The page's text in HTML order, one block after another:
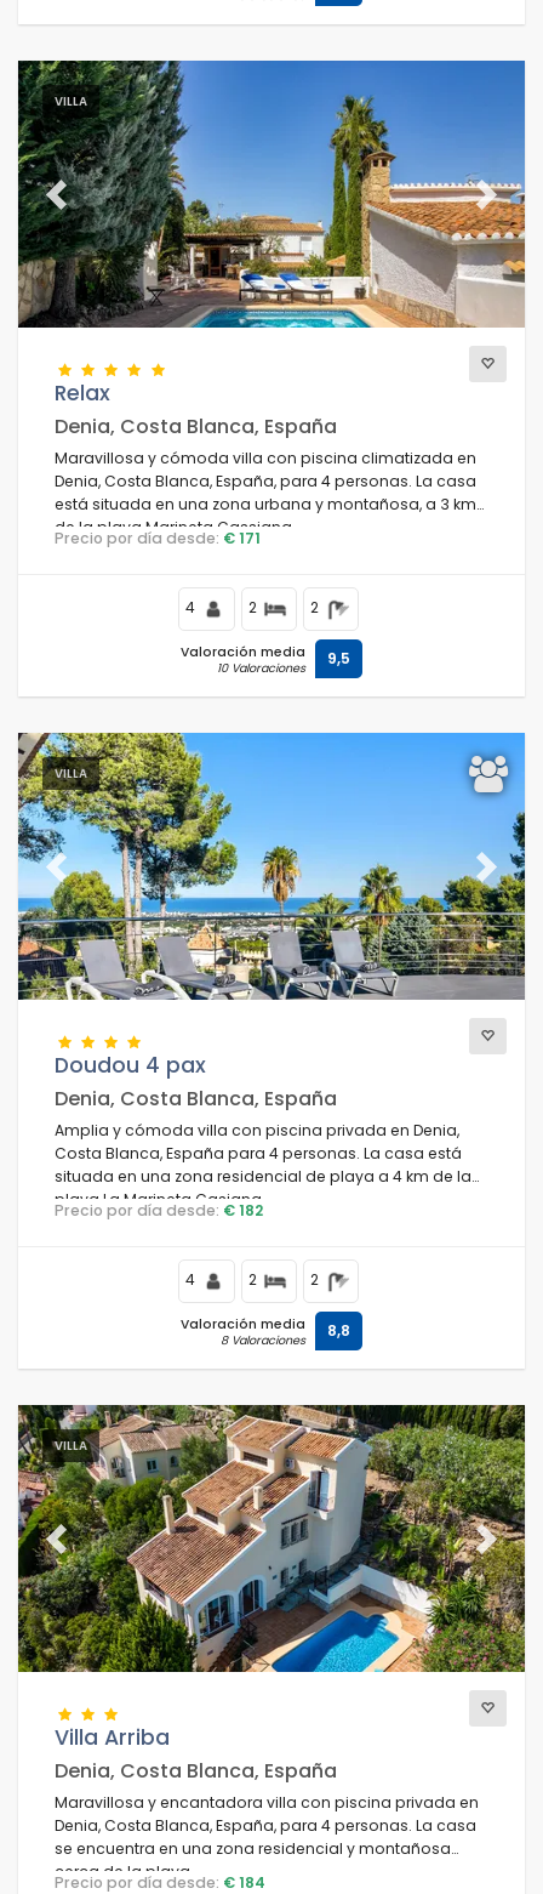
VILLA
Previous Next
Relax
Denia, Costa Blanca, España
Maravillosa y cómoda villa con piscina climatizada en
Denia, Costa Blanca, España, para 4 personas. La casa
está situada en una zona urbana y montañosa, a 3 km
de la playa Marineta Cassiana.
Precio por día desde: € 171
4 2 2
Valoración media
10 Valoraciones 9,5
VILLA
Previous Next
Doudou 4 pax
Denia, Costa Blanca, España
Amplia y cómoda villa con piscina privada en Denia,
Costa Blanca, España para 4 personas. La casa está
situada en una zona residencial de playa a 4 km de la
playa La Marineta Casiana.
Precio por día desde: € 182
4 2 2
Valoración media
8 Valoraciones 8,8
VILLA
Previous Next
Villa Arriba
Denia, Costa Blanca, España
Maravillosa y encantadora villa con piscina privada en
Denia, Costa Blanca, España, para 4 personas. La casa
se encuentra en una zona residencial y montañosa
cerca de la playa.
Precio por día desde: € 184